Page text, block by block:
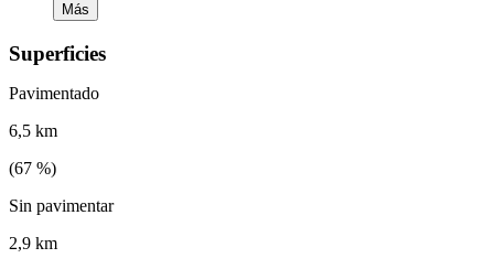
Más
Superficies
Pavimentado
6,5 km
(67 %)
Sin pavimentar
2,9 km